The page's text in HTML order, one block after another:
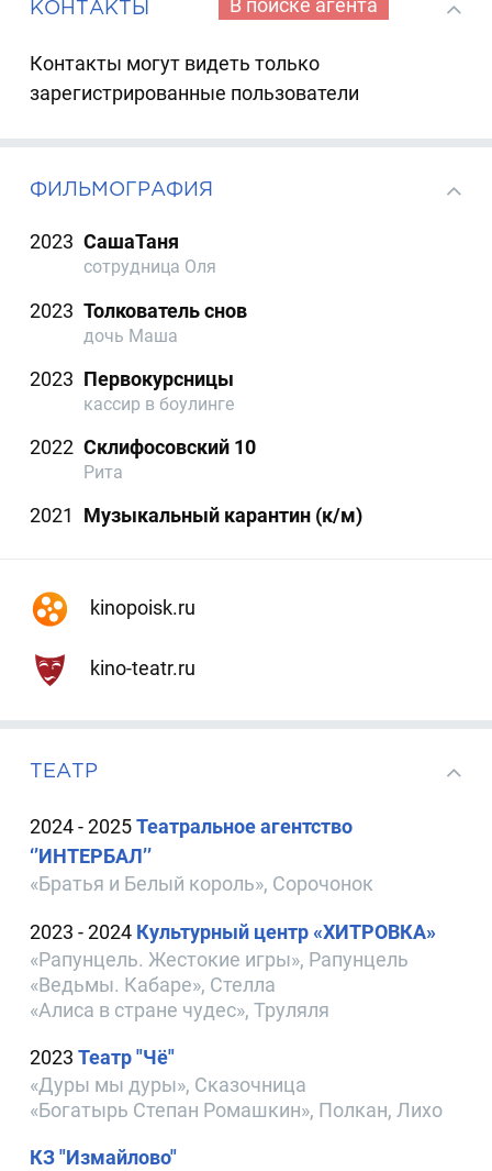
КОНТАКТЫ В поиске агента
Контакты могут видеть только
зарегистрированные пользователи
ФИЛЬМОГРАФИЯ
2023 СашаТаня
сотрудница Оля
2023 Толкователь снов
дочь Маша
2023 Первокурсницы
кассир в боулинге
2022 Склифосовский 10
Рита
2021 Музыкальный карантин (к/м)
kinopoisk.ru
kino-teatr.ru
ТЕАТР
2024 - 2025Театральное агентство
‘’ИНТЕРБАЛ’’
«Братья и Белый король», Сорочонок
2023 - 2024 Культурный центр «ХИТРОВКА»
«Рапунцель. Жестокие игры», Рапунцель
«Ведьмы. Кабаре», Стелла
«Алиса в стране чудес», Труляля
2023Театр "Чё"
«Дуры мы дуры», Сказочница
«Богатырь Степан Ромашкин», Полкан, Лихо
КЗ "Измайлово"